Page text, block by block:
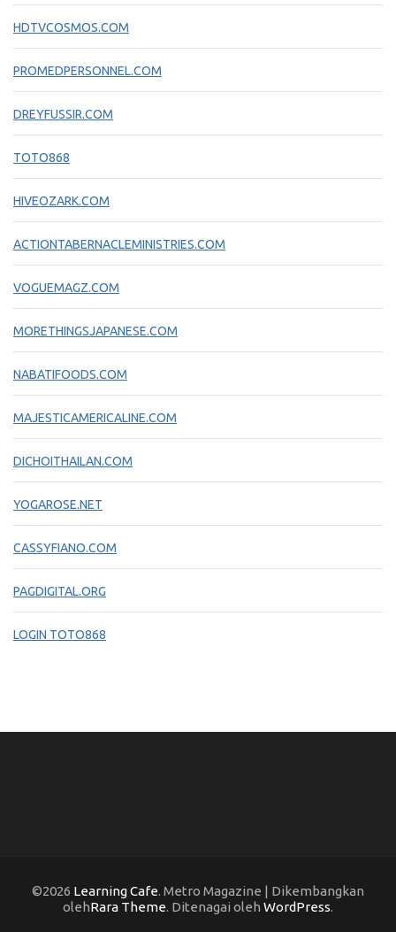
HDTVCOSMOS.COM
PROMEDPERSONNEL.COM
DREYFUSSIR.COM
TOTO868
HIVEOZARK.COM
ACTIONTABERNACLEMINISTRIES.COM
VOGUEMAGZ.COM
MORETHINGSJAPANESE.COM
NABATIFOODS.COM
MAJESTICAMERICALINE.COM
DICHOITHAILAN.COM
YOGAROSE.NET
CASSYFIANO.COM
PAGDIGITAL.ORG
LOGIN TOTO868
©2026 Learning Cafe. Metro Magazine | Dikembangkan
olehRara Theme. Ditenagai oleh WordPress.